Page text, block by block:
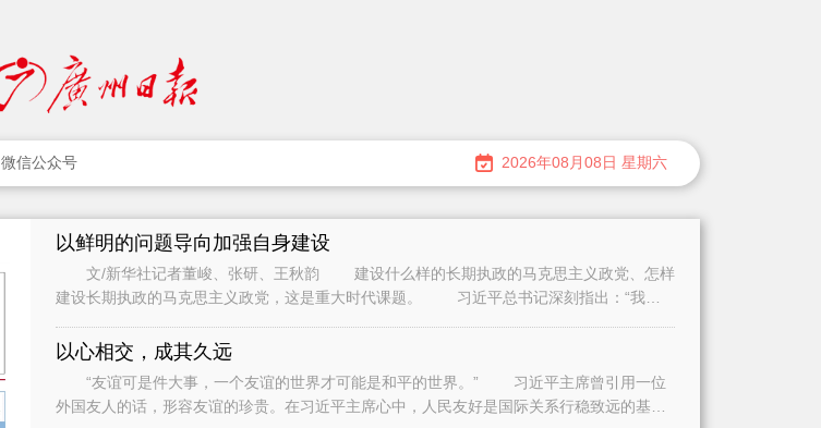
微信公众号 2026年08月08日 星期六
以鲜明的问题导向加强自身建设
文/新华社记者董峻、张研、王秋韵 建设什么样的长期执政的马克思主义政党、怎样
建设长期执政的马克思主义政党，这是重大时代课题。 习近平总书记深刻指出：“我们
以心相交，成其久远
“友谊可是件大事，一个友谊的世界才可能是和平的世界。” 习近平主席曾引用一位
外国友人的话，形容友谊的珍贵。在习近平主席心中，人民友好是国际关系行稳致远的基